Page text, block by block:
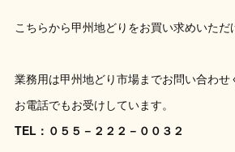
こちらから甲州地どりをお買い求めいただ
業務用は甲州地どり市場までお問い合わ
お電話でもお受けしています。
TEL：０５５－２２２－００３２